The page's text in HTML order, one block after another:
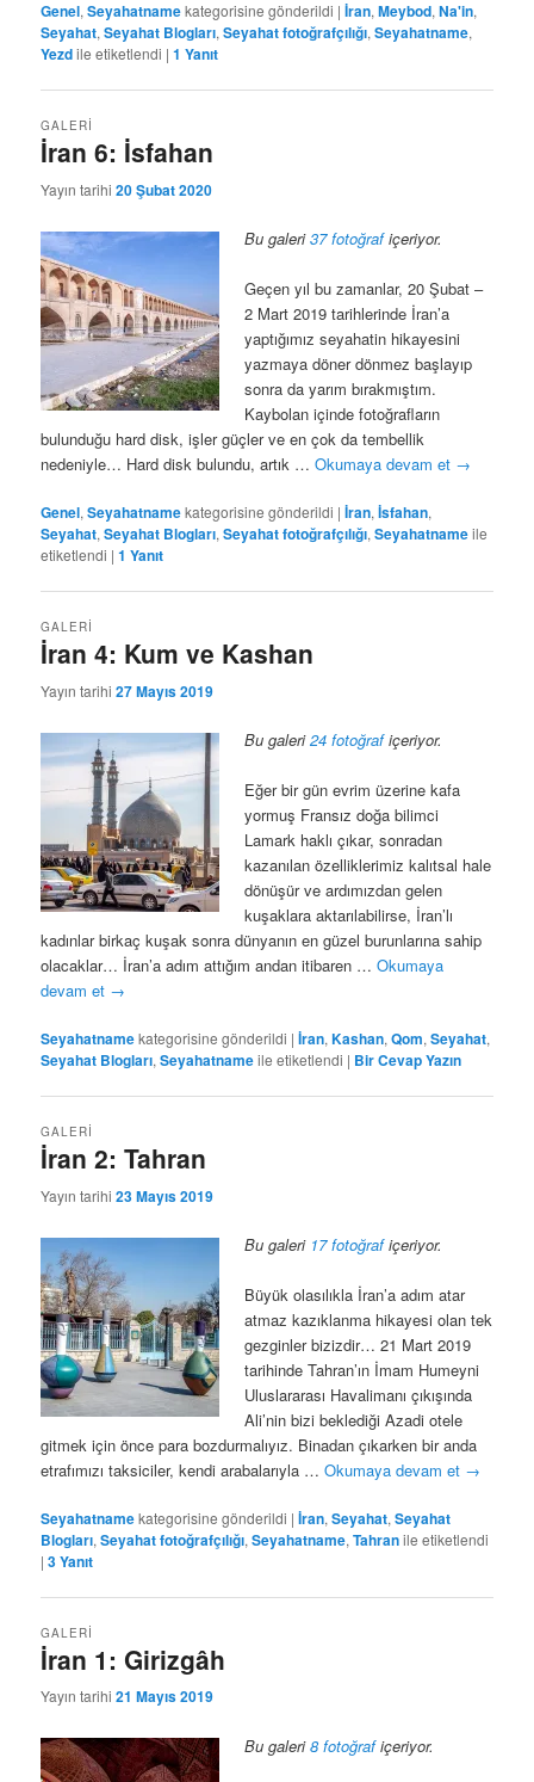
Genel,Seyahatnamekategorisine gönderildi |İran,Meybod,Na'in,
Seyahat,Seyahat Blogları,Seyahat fotoğrafçılığı,Seyahatname,
Yezdile etiketlendi |1 Yanıt
İran 6: İsfahan
GALERI
Yayın tarihi20 Şubat 2020
Bu galeri37 fotoğrafiçeriyor.
Geçen yıl bu zamanlar, 20 Şubat –
2 Mart 2019 tarihlerinde İran’a
yaptığımız seyahatin hikayesini
yazmaya döner dönmez başlayıp
sonra da yarım bırakmıştım.
Kaybolan içinde fotoğrafların
bulunduğu hard disk, işler güçler ve en çok da tembellik
nedeniyle… Hard disk bulundu, artık …Okumaya devam et →
Genel,Seyahatnamekategorisine gönderildi |İran,İsfahan,
Seyahat,Seyahat Blogları,Seyahat fotoğrafçılığı,Seyahatnameile
etiketlendi |1 Yanıt
İran 4: Kum ve Kashan
GALERI
Yayın tarihi27 Mayıs 2019
Bu galeri24 fotoğrafiçeriyor.
Eğer bir gün evrim üzerine kafa
yormuş Fransız doğa bilimci
Lamark haklı çıkar, sonradan
kazanılan özelliklerimiz kalıtsal hale
dönüşür ve ardımızdan gelen
kuşaklara aktarılabilirse, İran’lı
kadınlar birkaç kuşak sonra dünyanın en güzel burunlarına sahip
olacaklar… İran’a adım attığım andan itibaren …Okumaya
devam et →
Seyahatnamekategorisine gönderildi |İran,Kashan,Qom,Seyahat,
Seyahat Blogları,Seyahatnameile etiketlendi | Bir Cevap Yazın
İran 2: Tahran
GALERI
Yayın tarihi23 Mayıs 2019
Bu galeri 17 fotoğrafiçeriyor.
Büyük olasılıkla İran’a adım atar
atmaz kazıklanma hikayesi olan tek
gezginler bizizdir… 21 Mart 2019
tarihinde Tahran’ın İmam Humeyni
Uluslararası Havalimanı çıkışında
Ali’nin bizi beklediği Azadi otele
gitmek için önce para bozdurmalıyız. Binadan çıkarken bir anda
etrafımızı taksiciler, kendi arabalarıyla …Okumaya devam et →
Seyahatnamekategorisine gönderildi |İran,Seyahat,Seyahat
Blogları,Seyahat fotoğrafçılığı,Seyahatname,Tahranile etiketlendi
|3Yanıt
İran 1: Girizgâh
GALERI
Yayın tarihi21 Mayıs 2019
Bu galeri8 fotoğrafiçeriyor.